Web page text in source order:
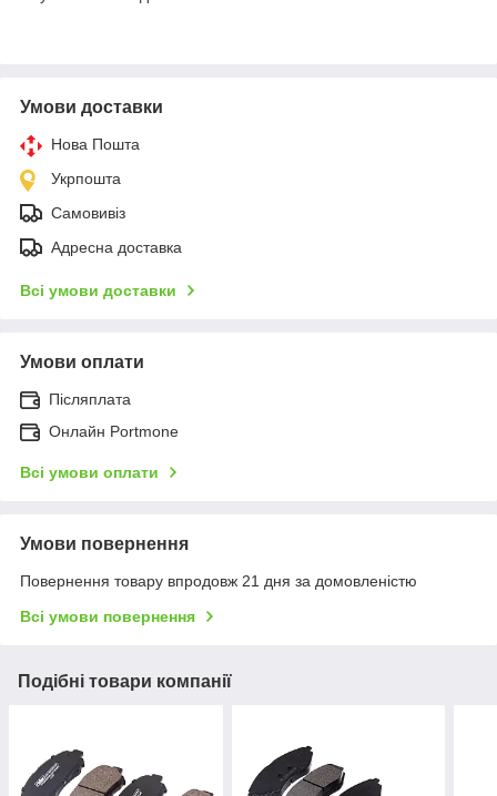
Умови доставки
Нова Пошта
Укрпошта
Самовивіз
Адресна доставка
Всі умови доставки
Умови оплати
Післяплата
Онлайн Portmone
Всі умови оплати
Умови повернення
Повернення товару впродовж 21 дня за домовленістю
Всі умови повернення
Подібні товари компанії